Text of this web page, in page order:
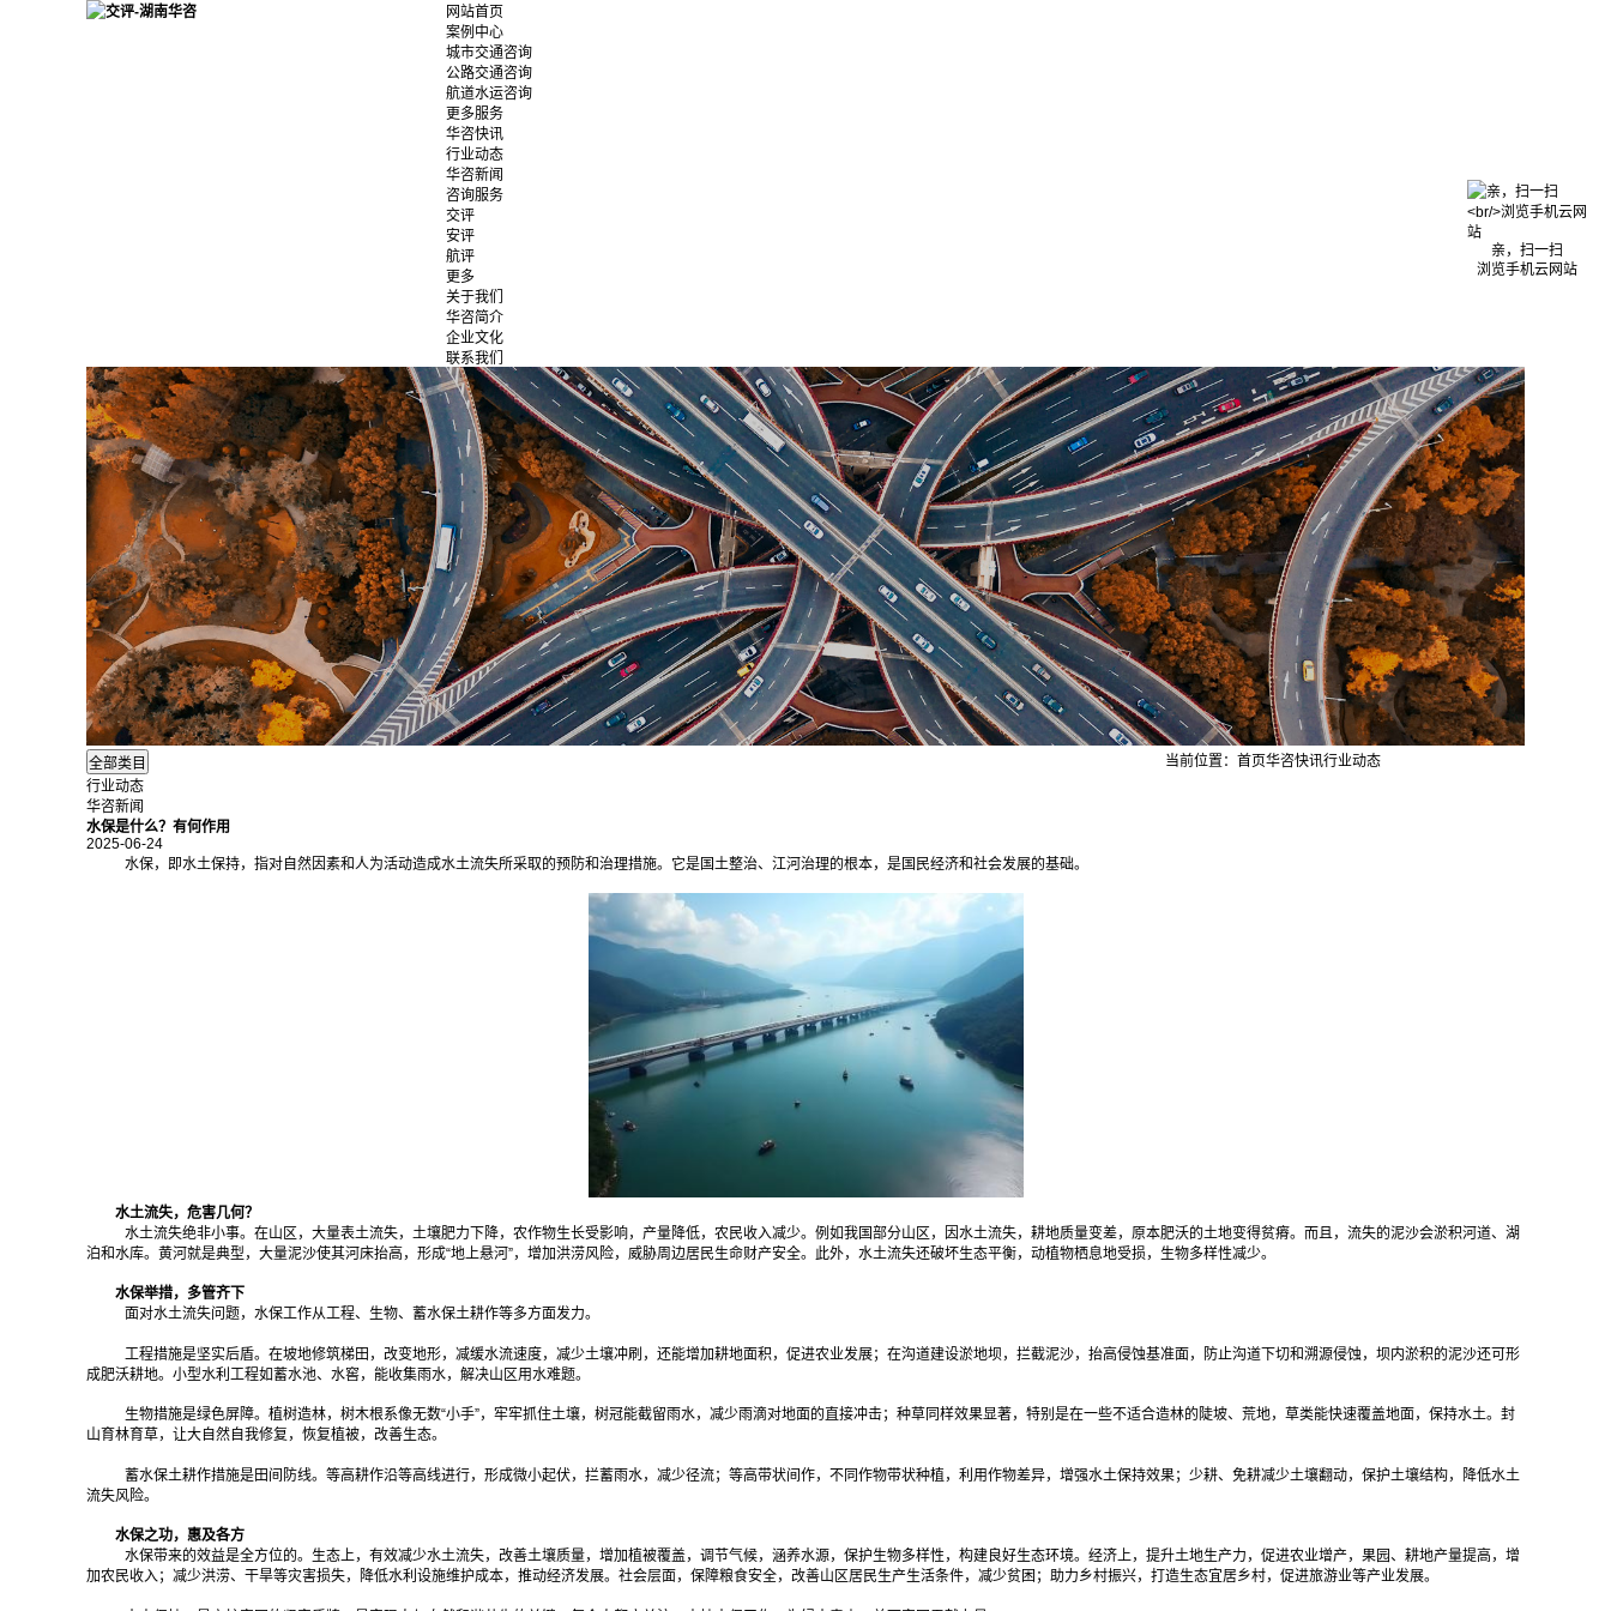
网站首页
案例中心
城市交通咨询
公路交通咨询
航道水运咨询
更多服务
华咨快讯
行业动态
华咨新闻
咨询服务
交评
安评
航评
更多
关于我们
华咨简介
企业文化
联系我们
行业动态
华咨新闻
当前位置： 首页华咨快讯行业动态
水保是什么？有何作用
2025-06-24
水保，即水土保持，指对自然因素和人为活动造成水土流失所采取的预防和治理措施。它是国土整治、江河治理的根本，是国民经济和社会发展的基础。
水土流失，危害几何？
水土流失绝非小事。在山区，大量表土流失，土壤肥力下降，农作物生长受影响，产量降低，农民收入减少。例如我国部分山区，因水土流失，耕地质量变差，原本肥沃的土地变得贫瘠。而且，流失的泥沙会淤积河道、湖
泊和水库。黄河就是典型，大量泥沙使其河床抬高，形成“地上悬河”，增加洪涝风险，威胁周边居民生命财产安全。此外，水土流失还破坏生态平衡，动植物栖息地受损，生物多样性减少。
水保举措，多管齐下
面对水土流失问题，水保工作从工程、生物、蓄水保土耕作等多方面发力。
工程措施是坚实后盾。在坡地修筑梯田，改变地形，减缓水流速度，减少土壤冲刷，还能增加耕地面积，促进农业发展；在沟道建设淤地坝，拦截泥沙，抬高侵蚀基准面，防止沟道下切和溯源侵蚀，坝内淤积的泥沙还可形
成肥沃耕地。小型水利工程如蓄水池、水窖，能收集雨水，解决山区用水难题。
生物措施是绿色屏障。植树造林，树木根系像无数“小手”，牢牢抓住土壤，树冠能截留雨水，减少雨滴对地面的直接冲击；种草同样效果显著，特别是在一些不适合造林的陡坡、荒地，草类能快速覆盖地面，保持水土。封
山育林育草，让大自然自我修复，恢复植被，改善生态。
蓄水保土耕作措施是田间防线。等高耕作沿等高线进行，形成微小起伏，拦蓄雨水，减少径流；等高带状间作，不同作物带状种植，利用作物差异，增强水土保持效果；少耕、免耕减少土壤翻动，保护土壤结构，降低水土
流失风险。
水保之功，惠及各方
水保带来的效益是全方位的。生态上，有效减少水土流失，改善土壤质量，增加植被覆盖，调节气候，涵养水源，保护生物多样性，构建良好生态环境。经济上，提升土地生产力，促进农业增产，果园、耕地产量提高，增
加农民收入；减少洪涝、干旱等灾害损失，降低水利设施维护成本，推动经济发展。社会层面，保障粮食安全，改善山区居民生产生活条件，减少贫困；助力乡村振兴，打造生态宜居乡村，促进旅游业等产业发展。
亲，扫一扫
浏览手机云网站